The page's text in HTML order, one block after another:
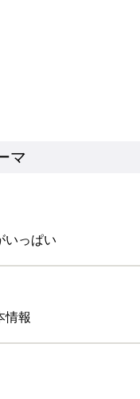
マ
いっぱい
情報